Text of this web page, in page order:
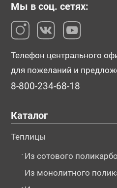
№118676
Мы в соц. сетях:
Телефон центрального
для пожеланий и
8-800-234-68-18
Каталог
Теплицы
- Из сотового
- Из монолитного